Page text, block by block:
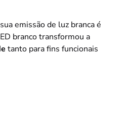
emissão de luz branca é
branco transformou a
tanto para fins funcionais